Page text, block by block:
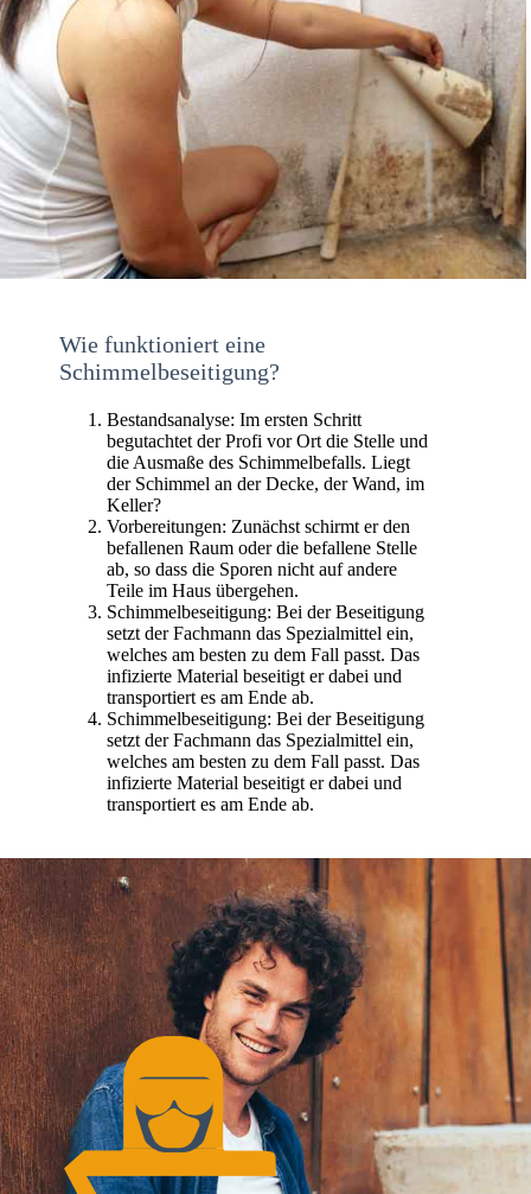
Wie funktioniert eine
Schimmelbeseitigung?
Bestandsanalyse: Im ersten Schritt
begutachtet der Profi vor Ort die Stelle und
die Ausmaße des Schimmelbefalls. Liegt
der Schimmel an der Decke, der Wand, im
Keller?
Vorbereitungen: Zunächst schirmt er den
befallenen Raum oder die befallene Stelle
ab, so dass die Sporen nicht auf andere
Teile im Haus übergehen.
Schimmelbeseitigung: Bei der Beseitigung
setzt der Fachmann das Spezialmittel ein,
welches am besten zu dem Fall passt. Das
infizierte Material beseitigt er dabei und
transportiert es am Ende ab.
Schimmelbeseitigung: Bei der Beseitigung
setzt der Fachmann das Spezialmittel ein,
welches am besten zu dem Fall passt. Das
infizierte Material beseitigt er dabei und
transportiert es am Ende ab.